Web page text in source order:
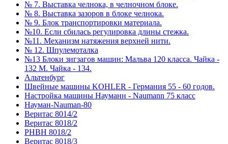
№ 7. Выставка челнока, в челночном блоке.
№ 8. Выставка зазоров в блоке челнока.
№ 9. Блок транспортировки материала.
№10. Если сбилась регулировка длины стежка.
№11. Механизм натяжения верхней нити.
№ 12. Шпулемоталка
№13 Блоки зигзагов машин: Мальва 120 класса. Чайка -
132 М. Чайка - 134.
Альтенбург
Швейные машины KOHLER - Германия 55 - 60 годов.
Настройка машины Науманн - Naumann 75 класс
Науман-Nauman-80
Веритас 8014/2
Веритас 8018/2
РНВН 8018/2
Веритас 8018/3